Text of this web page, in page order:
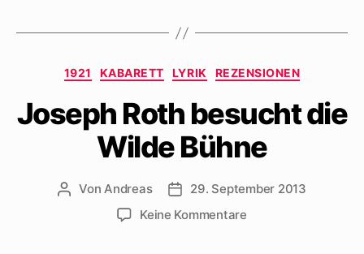
Kategorien
1921 KABARETT LYRIK REZENSIONEN
Joseph Roth besucht die
Wilde Bühne
Beitragsautor
Von Andreas Beitragsdatum
29. September 2013
Keine Kommentarezu